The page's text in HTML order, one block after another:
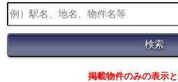
掲載物件のみの表示と